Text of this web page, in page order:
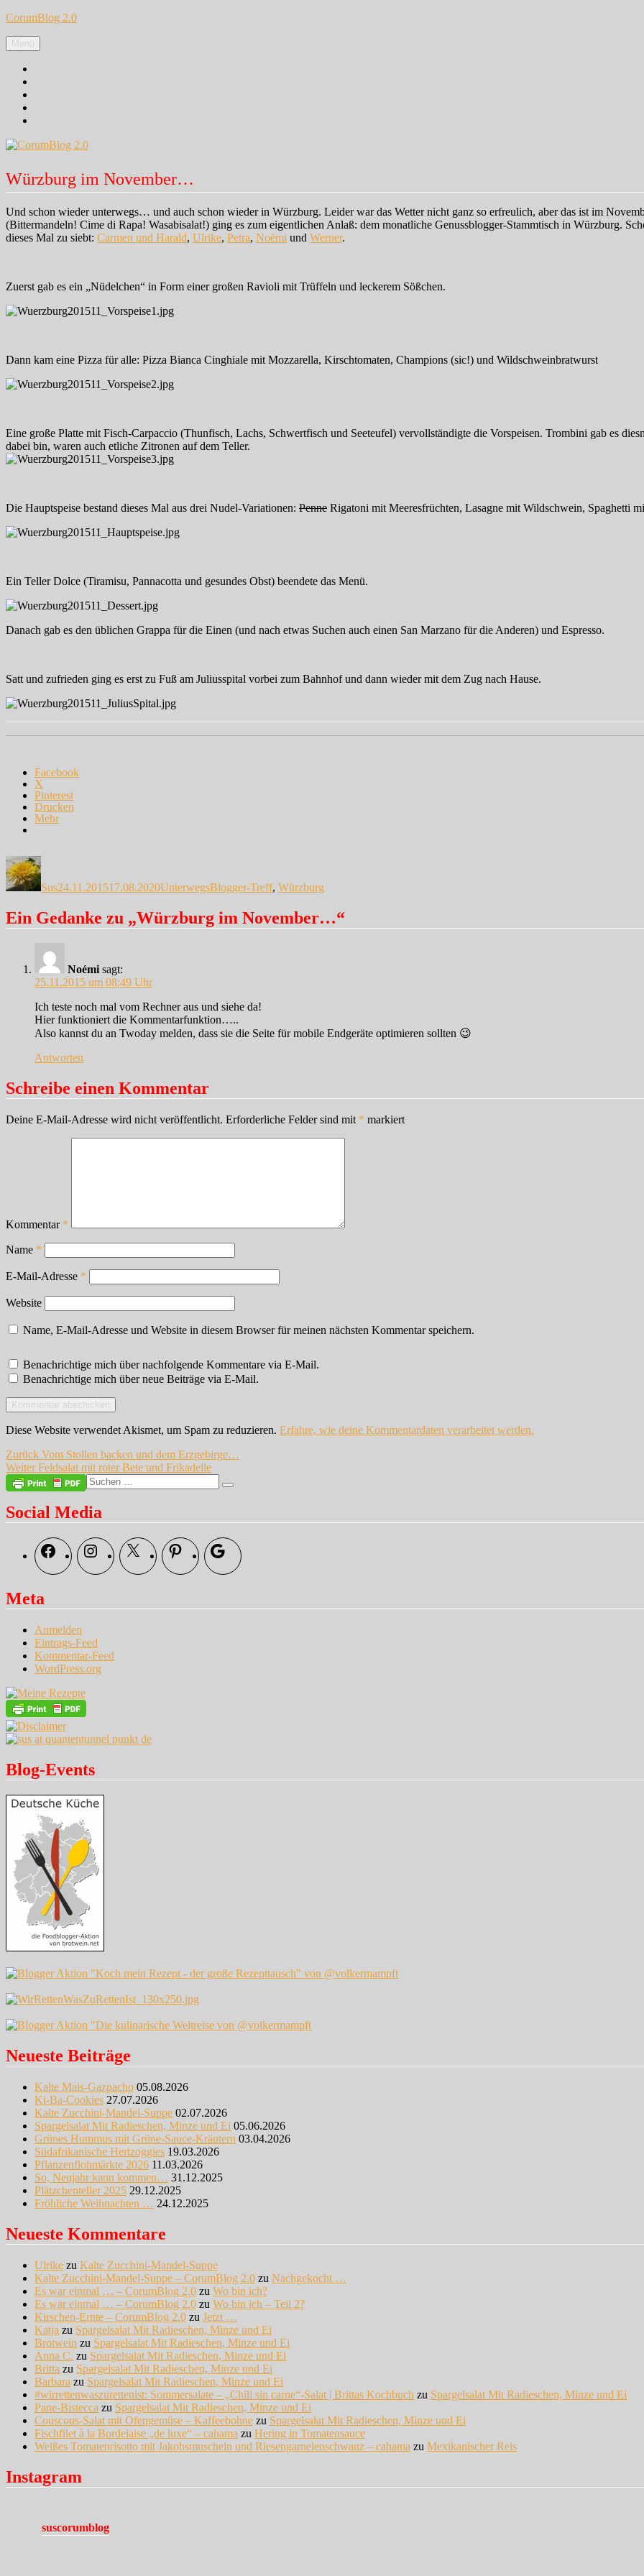
Zum
springen
CorumBlog 2.0
Menü
Würzburg im November…
Und schon wieder unterwegs… und auch schon wieder in Würzburg. Leider war das Wetter nicht ganz so erfreulich, aber das ist im
(Bittermandeln! Cime di Rapa! Wasabisalat!) ging es zum eigentlichen Anlaß: dem monatliche Genussblogger-Stammtisch in Würzburg.
dieses Mal zu siebt: Carmen und Harald, Ulrike, Petra, Noëmi und Werner.
Zuerst gab es ein „Nüdelchen“ in Form einer großen Ravioli mit Trüffeln und leckerem Sößchen.
Dann kam eine Pizza für alle: Pizza Bianca Cinghiale mit Mozzarella, Kirschtomaten, Champions (sic!) und Wildschweinbratwurst
Eine große Platte mit Fisch-Carpaccio (Thunfisch, Lachs, Schwertfisch und Seeteufel) vervollständigte die Vorspeisen. Trombini gab es
dabei bin, waren auch etliche Zitronen auf dem Teller.
Die Hauptspeise bestand dieses Mal aus drei Nudel-Variationen: Penne Rigatoni mit Meeresfrüchten, Lasagne mit Wildschwein, Spaghetti
Ein Teller Dolce (Tiramisu, Pannacotta und gesundes Obst) beendete das Menü.
Danach gab es den üblichen Grappa für die Einen (und nach etwas Suchen auch einen San Marzano für die Anderen) und Espresso.
Satt und zufrieden ging es erst zu Fuß am Juliusspital vorbei zum Bahnhof und dann wieder mit dem Zug nach Hause.
Facebook
X
Pinterest
Drucken
Mehr
Autor
Sus24.11.201517.08.2020UnterwegsBlogger-Treff, Würzburg
Ein Gedanke zu „Würzburg im November…“
Noémi sagt:
25.11.2015 um 08:49 Uhr
Ich teste noch mal vom Rechner aus und siehe da!
Hier funktioniert die Kommentarfunktion…..
Also kannst du an Twoday melden, dass sie die Seite für mobile Endgeräte optimieren sollten 😉
Antworten
Schreibe einen Kommentar
Deine E-Mail-Adresse wird nicht veröffentlicht. Erforderliche Felder sind mit * markiert
Kommentar *
Name *
E-Mail-Adresse *
Website
Name, E-Mail-Adresse und Website in diesem Browser für meinen nächsten Kommentar speichern.
Benachrichtige mich über nachfolgende Kommentare via E-Mail.
Benachrichtige mich über neue Beiträge via E-Mail.
Diese Website verwendet Akismet, um Spam zu reduzieren. Erfahre, wie deine Kommentardaten verarbeitet werden.
Beitragsnavigation
Zurück Vorheriger
Beitrag:
Vom Stollen backen und dem Erzgebirge…
Weiter Nächster
Beitrag:
Feldsalat mit roter Bete und Frikadelle
Suche
nach:
Suchen
Social Media
FacebookInstagramX Pinterest Google
Meta
Anmelden
Eintrags-Feed
Kommentar-Feed
WordPress.org
Blog-Events
Neueste Beiträge
Kalte Mais-Gazpacho 05.08.2026
Ki-Ba-Cookies 27.07.2026
Kalte Zucchini-Mandel-Suppe 02.07.2026
Spargelsalat Mit Radieschen, Minze und Ei 05.06.2026
Grünes Hummus mit Grüne-Sauce-Kräutern 03.04.2026
Südafrikanische Hertzoggies 19.03.2026
Pflanzenflohmärkte 2026 11.03.2026
So, Neujahr kann kommen… 31.12.2025
Plätzchenteller 2025 29.12.2025
Fröhliche Weihnachten … 24.12.2025
Neueste Kommentare
Ulrike zu Kalte Zucchini-Mandel-Suppe
Kalte Zucchini-Mandel-Suppe – CorumBlog 2.0 zu Nachgekocht …
Es war einmal … – CorumBlog 2.0 zu Wo bin ich?
Es war einmal … – CorumBlog 2.0 zu Wo bin ich – Teil 2?
Kirschen-Ernte – CorumBlog 2.0 zu Jetzt …
Katja zu Spargelsalat Mit Radieschen, Minze und Ei
Brotwein zu Spargelsalat Mit Radieschen, Minze und Ei
Anna C. zu Spargelsalat Mit Radieschen, Minze und Ei
Britta zu Spargelsalat Mit Radieschen, Minze und Ei
Barbara zu Spargelsalat Mit Radieschen, Minze und Ei
#wirrettenwaszurettenist: Sommersalate – „Chili sin carne“-Salat | Brittas Kochbuch zu Spargelsalat Mit Radieschen, Minze und Ei
Pane-Bistecca zu Spargelsalat Mit Radieschen, Minze und Ei
Couscous-Salat mit Ofengemüse – Kaffeebohne zu Spargelsalat Mit Radieschen, Minze und Ei
Fischfilet à la Bordelaise „de luxe“ – cahama zu Hering in Tomatensauce
Weißes Tomatenrisotto mit Jakobsmuscheln und Riesengarnelenschwanz – cahama zu Mexikanischer Reis
Instagram
suscorumblog